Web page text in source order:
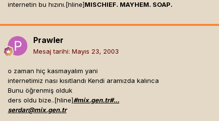
internetin bu hızını.[hline]MISCHIEF. MAYHEM. SOAP.
Prawler
Mesaj tarihi: Mayıs 23, 2003
o zaman hiç kasmayalım yani
internetimiz nası kısıtlandı Kendi aramızda kalınca
Bunu öğrenmiş olduk
ders oldu bize..[hline]#mix.gen.tr#...
serdar@mix.gen.tr